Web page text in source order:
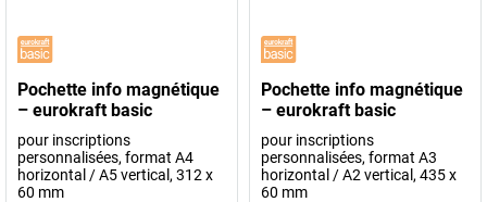
Pochette info magnétique
– eurokraft basic
pour inscriptions
personnalisées, format A4
horizontal / A5 vertical, 312 x
60 mm
Pochette info magnétique
– eurokraft basic
pour inscriptions
personnalisées, format A3
horizontal / A2 vertical, 435 x
60 mm